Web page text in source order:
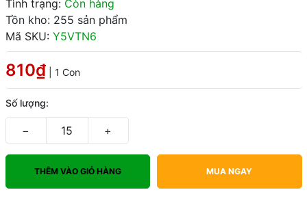
Tình trạng: Còn hàng
Tồn kho: 255 sản phẩm
Mã SKU: Y5VTN6
810₫ | 1 Con
Số lượng:
− +
THÊM VÀO GIỎ HÀNG MUA NGAY